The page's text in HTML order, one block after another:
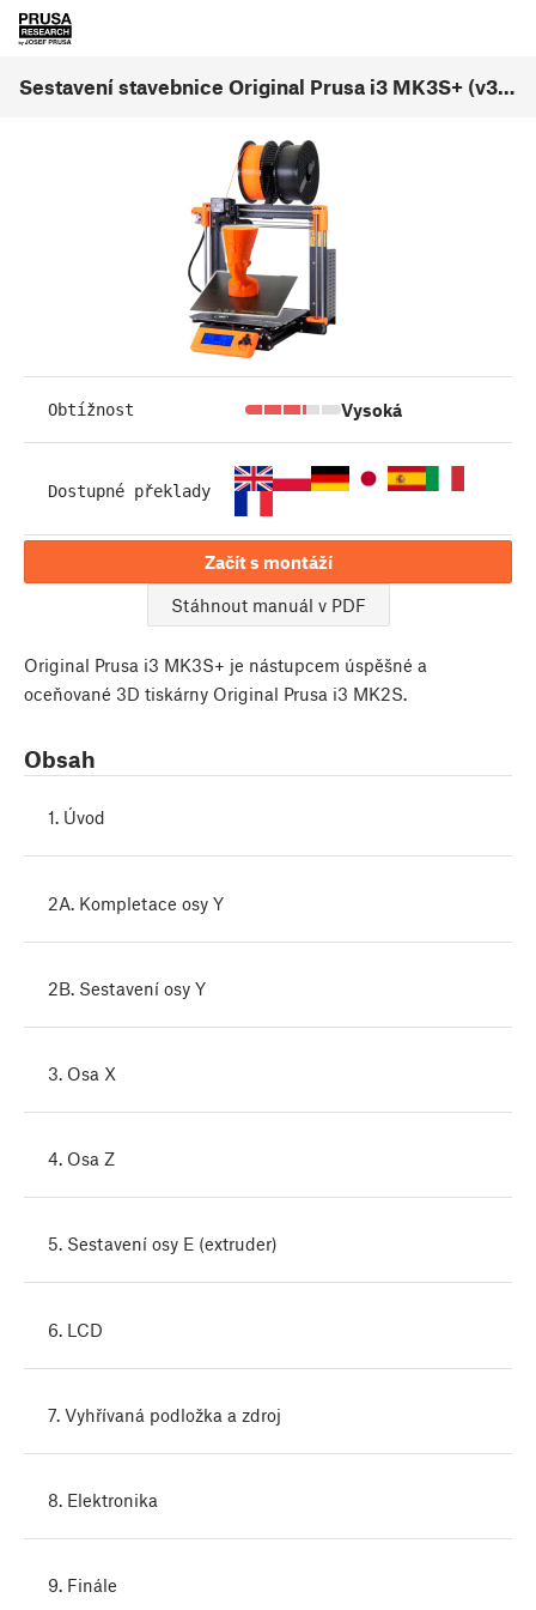
Sestavení stavebnice Original Prusa i3 MK3S+ (v3.26)
Obtížnost Vysoká
Dostupné překlady
Začít s montáží
Stáhnout manuál v PDF
Original Prusa i3 MK3S+ je nástupcem úspěšné a
oceňované 3D tiskárny Original Prusa i3 MK2S.
Obsah
1. Úvod
2A. Kompletace osy Y
2B. Sestavení osy Y
3. Osa X
4. Osa Z
5. Sestavení osy E (extruder)
6. LCD
7. Vyhřívaná podložka a zdroj
8. Elektronika
9. Finále